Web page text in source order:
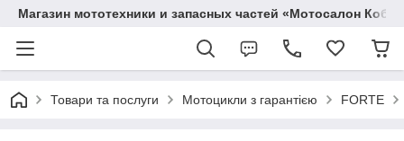
Магазин мототехники и запасных частей «Мотосалон
Товари та послуги Мотоцикли з гарантією FORTE